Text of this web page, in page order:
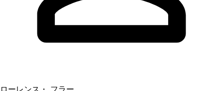
ローレンス・ フラー